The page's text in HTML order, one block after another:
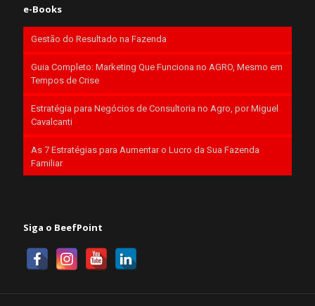
e-Books
Gestão do Resultado na Fazenda
Guia Completo: Marketing Que Funciona no AGRO, Mesmo em
Tempos de Crise
Estratégia para Negócios de Consultoria no Agro, por Miguel
Cavalcanti
As 7 Estratégias para Aumentar o Lucro da Sua Fazenda
Familiar
Siga o BeefPoint